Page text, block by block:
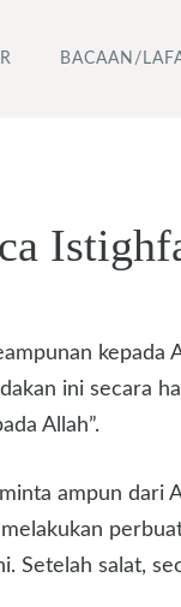
BACAAN/
kepada
ini secara
Allah”.
ampun dari
Setelah salat,